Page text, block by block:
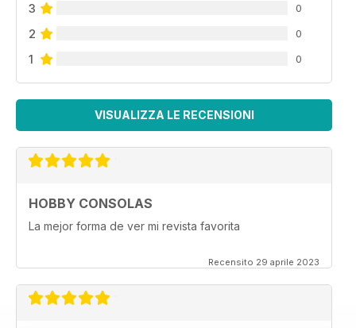
3 0
2 0
1 0
VISUALIZZA LE RECENSIONI
HOBBY CONSOLAS
La mejor forma de ver mi revista favorita
Recensito 29 aprile 2023